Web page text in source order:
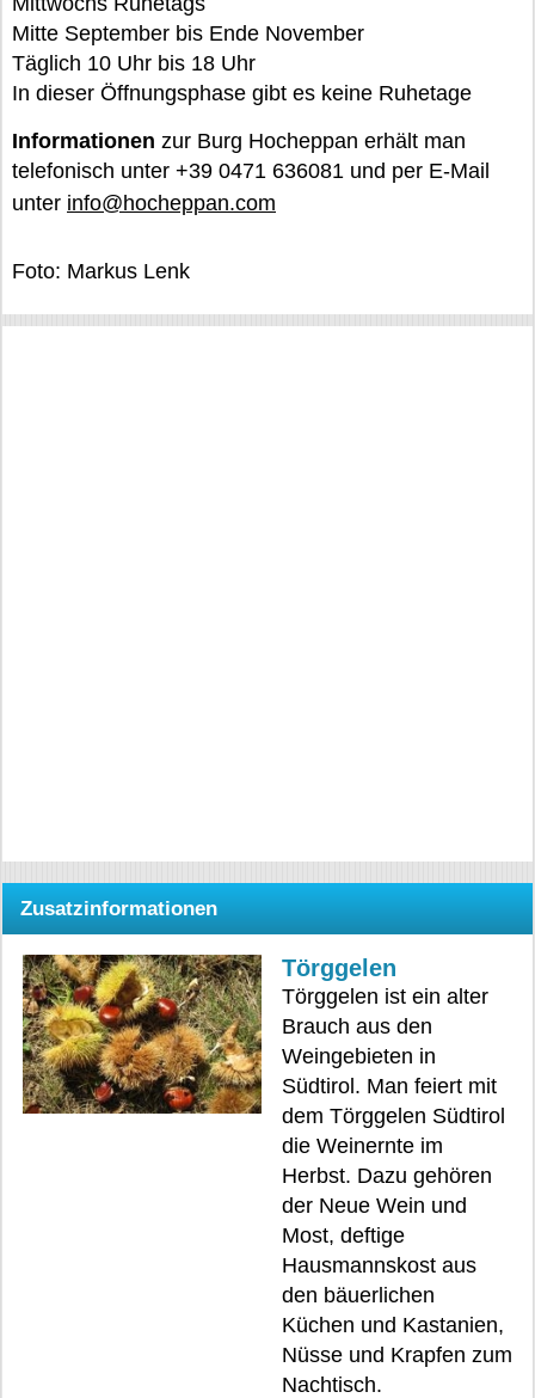
Mitte September bis Ende November
Täglich 10 Uhr bis 18 Uhr
In dieser Öffnungsphase gibt es keine Ruhetage
Informationen zur Burg Hocheppan erhält man
telefonisch unter +39 0471 636081 und per E-Mail
unter info@hocheppan.com
Foto: Markus Lenk
Zusatzinformationen
Törggelen
Törggelen ist ein alter
Brauch aus den
Weingebieten in
Südtirol. Man feiert mit
dem Törggelen Südtirol
die Weinernte im
Herbst. Dazu gehören
der Neue Wein und
Most, deftige
Hausmannskost aus
den bäuerlichen
Küchen und Kastanien,
Nüsse und Krapfen zum
Nachtisch.